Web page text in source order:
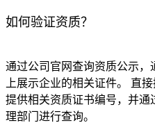
如何验证资质？
通过公司官网查询资质公示，
上展示企业的相关证件。 直
提供相关资质证书编号，并
理部门进行查询。